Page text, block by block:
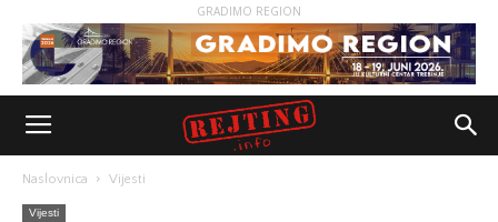
GRADIMO REGION
Naslovnica Vijesti
Vijesti